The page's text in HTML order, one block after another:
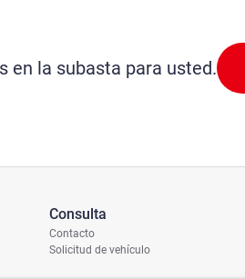
en la subasta para usted.
Consulta
Contacto
Solicitud de vehículo